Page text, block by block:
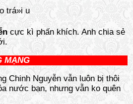
cực kì phấn khích. Anh chia sẻ
MẠNG
Chinh Nguyễn vẫn luôn bị thôi
nước bạn, nhưng vẫn ko quên